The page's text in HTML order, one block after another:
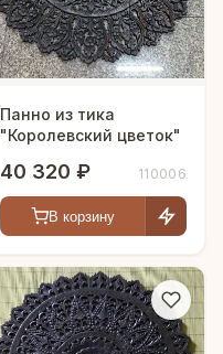
Панно из тика
"Королевский цветок"
40 320 ₽ 110006
В корзину